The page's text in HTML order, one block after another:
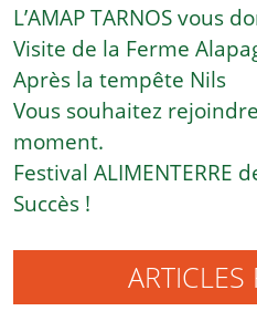
L’AMAP TARNOS vous
Visite de la Ferme
Après la tempête Nils
Vous souhaitez rejoindre
moment.
Festival ALIMENTERRE
Succès !
ARTICLES